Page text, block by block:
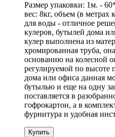
Размер упаковки: 1м. -
вес: 8кг, объем (в метрах
для воды - отличное
кулеров, бутылей дома
кулер выполнена из
хромированная труба,
основанию на колесной
регулируемой по высоте
дома или офиса данная
бутылью и еще на одну
поставляется в
гофрокартон, а в
фурнитура и удобная
Купить